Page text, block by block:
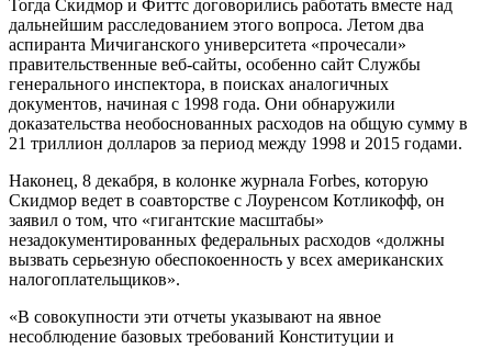
Тогда Скидмор и Фиттс договорились работать вместе над
дальнейшим расследованием этого вопроса. Летом два
аспиранта Мичиганского университета «прочесали»
правительственные веб-сайты, особенно сайт Службы
генерального инспектора, в поисках аналогичных
документов, начиная с 1998 года. Они обнаружили
доказательства необоснованных расходов на общую сумму в
21 триллион долларов за период между 1998 и 2015 годами.
Наконец, 8 декабря, в колонке журнала Forbes, которую
Скидмор ведет в соавторстве с Лоуренсом Котликофф, он
заявил о том, что «гигантские масштабы»
незадокументированных федеральных расходов «должны
вызвать серьезную обеспокоенность у всех американских
налогоплательщиков».
«В совокупности эти отчеты указывают на явное
несоблюдение базовых требований Конституции и